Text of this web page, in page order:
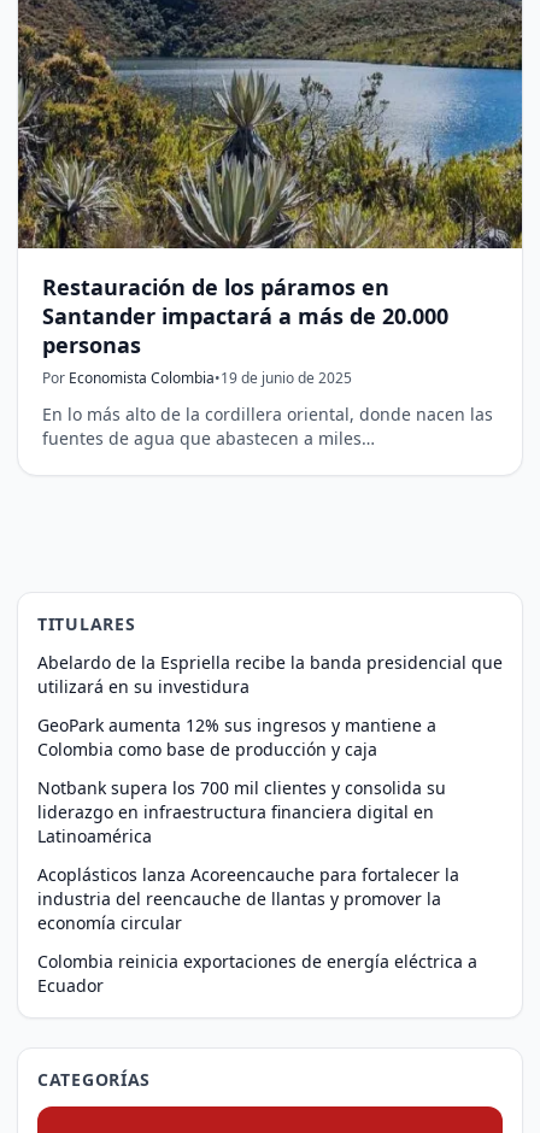
Restauración de los páramos en
Santander impactará a más de 20.000
personas
Por Economista Colombia•19 de junio de 2025
En lo más alto de la cordillera oriental, donde nacen las
fuentes de agua que abastecen a miles…
TITULARES
Abelardo de la Espriella recibe la banda presidencial que
utilizará en su investidura
GeoPark aumenta 12% sus ingresos y mantiene a
Colombia como base de producción y caja
Notbank supera los 700 mil clientes y consolida su
liderazgo en infraestructura financiera digital en
Latinoamérica
Acoplásticos lanza Acoreencauche para fortalecer la
industria del reencauche de llantas y promover la
economía circular
Colombia reinicia exportaciones de energía eléctrica a
Ecuador
CATEGORÍAS